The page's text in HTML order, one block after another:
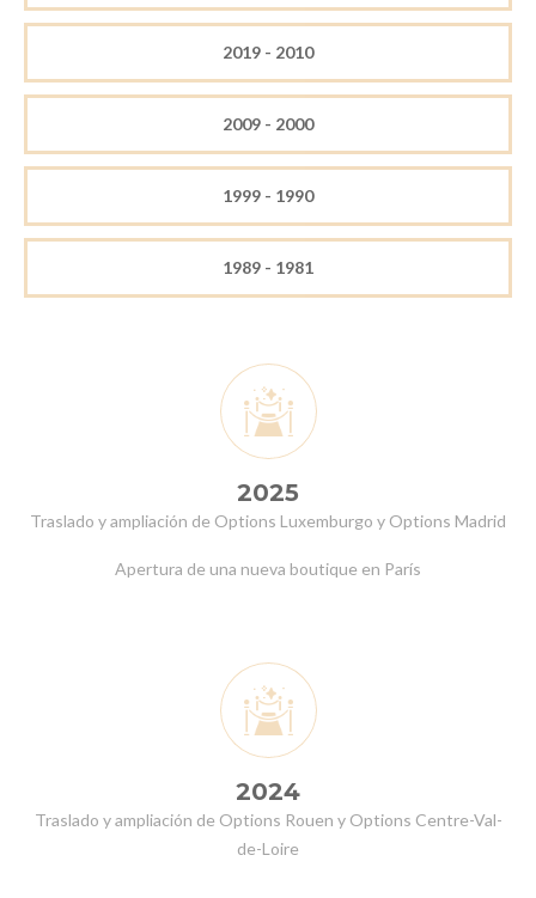
2019 - 2010
2009 - 2000
1999 - 1990
1989 - 1981
2025
Traslado y ampliación de Options Luxemburgo y Options Madrid
Apertura de una nueva boutique en París
2024
Traslado y ampliación de Options Rouen y Options Centre-Val-
de-Loire